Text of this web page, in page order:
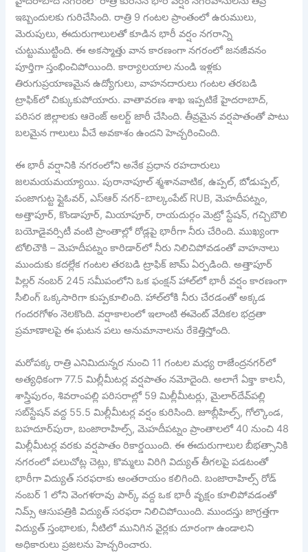
ఇబ్బందులకు గురిచేసింది. రాత్రి 9 గంటల ప్రాంతంలో ఉరుములు,
మెరుపులు, ఈదురుగాలులతో కూడిన భారీ వర్షం నగరాన్ని
చుట్టుముట్టింది. ఈ అకస్మాత్తు వాన కారణంగా నగరంలో జనజీవనం
పూర్తిగా స్తంభించిపోయింది. కార్యాలయాల నుండి ఇళ్లకు
తిరుగుప్రయాణమైన ఉద్యోగులు, వాహనదారులు గంటల తరబడి
ట్రాఫిక్‌లో చిక్కుకుపోయారు. వాతావరణ శాఖ ఇప్పటికే హైదరాబాద్,
పరిసర జిల్లాలకు ఆరెంజ్ అలర్ట్ జారీ చేసింది. తీవ్రమైన వర్షపాతంతో పాటు
బలమైన గాలులు వీచే అవకాశం ఉందని హెచ్చరించింది.
ఈ భారీ వర్షానికి నగరంలోని అనేక ప్రధాన రహదారులు
జలమయమయ్యాయి. పురానాపూల్ శ్మశానవాటిక, ఉప్పల్, బోడుప్పల్,
పంజాగుట్ట ఫ్లైఓవర్, ఎస్ఆర్ నగర్-బాల్కంపేట్ RUB, మెహదీపట్నం,
అత్తాపూర్, కొండాపూర్, మియాపూర్, రాయదుర్గం మెట్రో స్టేషన్, గచ్చిబౌలి
బయోడైవర్సిటీ వంటి ప్రాంతాల్లో రోడ్లపై భారీగా నీరు చేరింది. ముఖ్యంగా
టోలిచౌకి – మెహదీపట్నం కారిడార్‌లో నీరు నిలిచిపోవడంతో వాహనాలు
ముందుకు కదల్లేక గంటల తరబడి ట్రాఫిక్ జామ్ ఏర్పడింది. అత్తాపూర్
పిల్లర్ నంబర్ 245 సమీపంలోని ఒక ఫంక్షన్ హాల్‌లో భారీ వర్షం కారణంగా
సీలింగ్ ఒక్కసారిగా కుప్పకూలింది. హాల్‌లోకి నీరు చేరడంతో అక్కడ
గందరగోళం నెలకొంది. వర్షాకాలంలో ఇలాంటి ఈవెంట్ వేదికల భద్రతా
ప్రమాణాలపై ఈ ఘటన పలు అనుమానాలను రేకెత్తిస్తోంది.
మరోపక్క రాత్రి ఎనిమిదున్నర నుంచి 11 గంటల మధ్య రాజేంద్రనగర్‌లో
అత్యధికంగా 77.5 మిల్లీమీటర్ల వర్షపాతం నమోదైంది. అలాగే ఏక్తా కాలనీ,
శాస్త్రిపురం, శివరాంపల్లి పరిసరాల్లో 59 మిల్లీమీటర్లు, మైలార్‌దేవ్‌పల్లి
సబ్‌స్టేషన్ వద్ద 55.5 మిల్లీమీటర్ల వర్షం కురిసింది. జూబ్లీహిల్స్, గోల్కొండ,
బహదూర్‌పురా, బంజారాహిల్స్, మెహదీపట్నం ప్రాంతాలలో 40 నుంచి 48
మిల్లీమీటర్ల వరకు వర్షపాతం రికార్డయింది. ఈ ఈదురుగాలుల బీభత్సానికి
నగరంలో పలుచోట్ల చెట్లు, కొమ్మలు విరిగి విద్యుత్ తీగలపై పడటంతో
భారీగా విద్యుత్ సరఫరాకు అంతరాయం కలిగింది. బంజారాహిల్స్ రోడ్
నంబర్ 1 లోని వెంగళరావు పార్క్ వద్ద ఒక భారీ వృక్షం కూలిపోవడంతో
నిమ్స్ ఆసుపత్రికి విద్యుత్ సరఫరా నిలిచిపోయింది. ముందస్తు జాగ్రత్తగా
విద్యుత్ స్తంభాలకు, నీటిలో మునిగిన వైర్లకు దూరంగా ఉండాలని
అధికారులు ప్రజలను హెచ్చరించారు.